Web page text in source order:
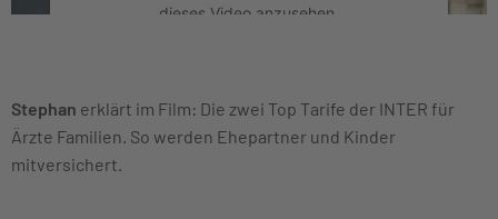
dieses Video anzusehen.
Akzeptieren
Stephan erklärt im Film: Die zwei Top Tarife der INTER für
Ärzte Familien. So werden Ehepartner und Kinder
mitversichert.